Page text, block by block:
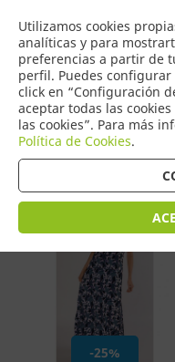
Utilizamos cookies
analíticas y para
preferencias a partir de
perfil. Puedes configurar
click en “Configuración
aceptar todas las
las cookies”. Para más
Política de Cookies.
DE
Productos (7)
-25%